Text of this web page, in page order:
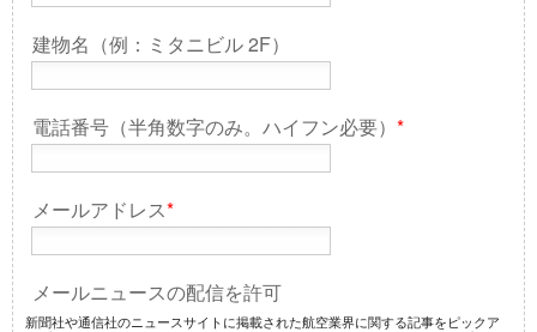
建物名（例：ミタニビル 2F）
電話番号（半角数字のみ。ハイフン必要） *
メールアドレス*
メールニュースの配信を許可
新聞社や通信社のニュースサイトに掲載された航空業界に関する記事をピックア